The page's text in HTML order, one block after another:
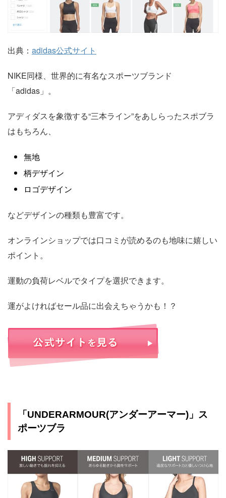
出典： adidas公式サイト
NIKE同様、世界的に有名なスポーツブランド
「adidas」。
アディダスを象徴する“三本ライン”をあしらったスポブラ
はもちろん、
無地
柄デザイン
ロゴデザイン
などデザインの種類も豊富です。
オンラインショップでは口コミが読めるのも地味に嬉しい
ポイント。
運動の負荷レベルでタイプを選択できます。
運がよければセール品に出会えちゃうかも！？
「UNDERARMOUR(アンダーアーマー)」ス
ポーツブラ